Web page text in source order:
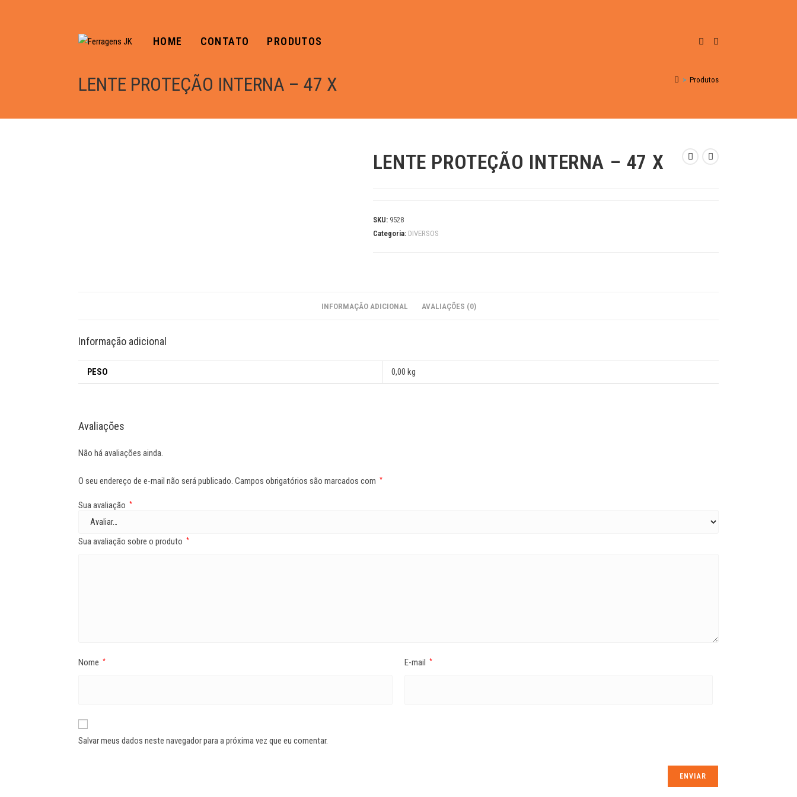
HOME CONTATO PRODUTOS
LENTE PROTEÇÃO INTERNA – 47 X > Produtos
LENTE PROTEÇÃO INTERNA – 47 X
SKU: 9528
Categoria: DIVERSOS
INFORMAÇÃO ADICIONAL AVALIAÇÕES (0)
Informação adicional
PESO 0,00 kg
Avaliações
Não há avaliações ainda.
O seu endereço de e-mail não será publicado. Campos obrigatórios são marcados com *
Sua avaliação *
Sua avaliação sobre o produto *
Nome * E-mail *
Salvar meus dados neste navegador para a próxima vez que eu comentar.